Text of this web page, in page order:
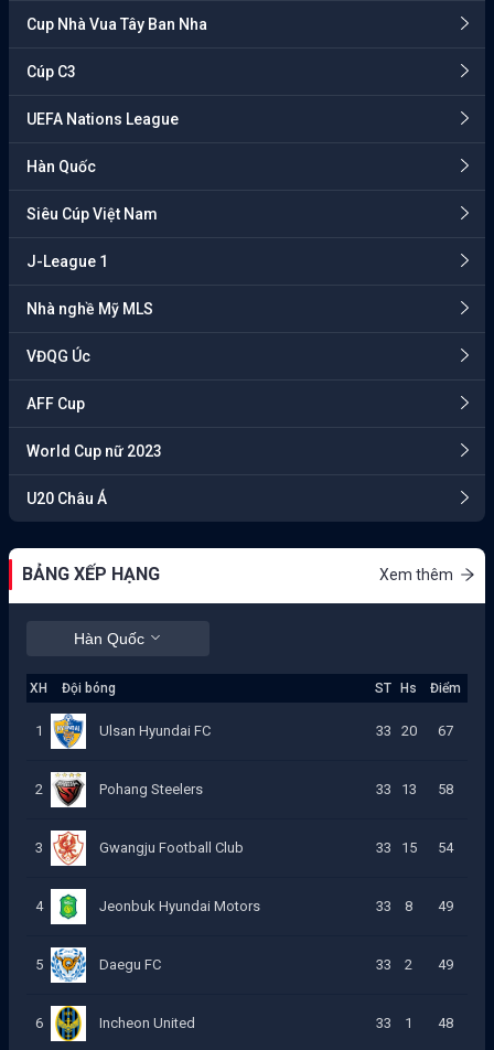
Cup Nhà Vua Tây Ban Nha
Cúp C3
UEFA Nations League
Hàn Quốc
Siêu Cúp Việt Nam
J-League 1
Nhà nghề Mỹ MLS
VĐQG Úc
AFF Cup
World Cup nữ 2023
U20 Châu Á
BẢNG XẾP HẠNG Xem thêm
Hàn Quốc
XH Đội bóng ST Hs Điểm
1 Ulsan Hyundai FC 33 20 67
2 Pohang Steelers 33 13 58
3 Gwangju Football Club 33 15 54
4 Jeonbuk Hyundai Motors 33 8 49
5 Daegu FC 33 2 49
6 Incheon United 33 1 48